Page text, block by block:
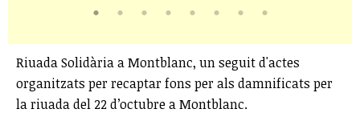
Riuada Solidària a Montblanc, un seguit d'actes
organitzats per recaptar fons per als damnificats per
la riuada del 22 d’octubre a Montblanc.